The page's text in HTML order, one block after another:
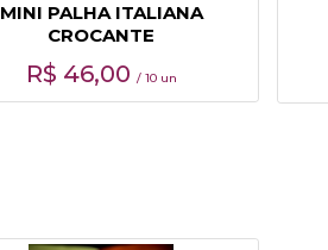
MINI PALHA ITALIANA
CROCANTE
R$ 46,00 / 10 un